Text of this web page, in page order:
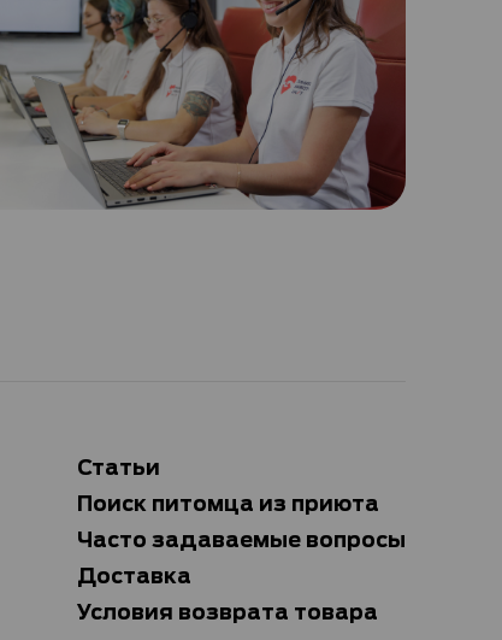
Статьи
Поиск питомца из приюта
Часто задаваемые вопросы
Доставка
Условия возврата товара